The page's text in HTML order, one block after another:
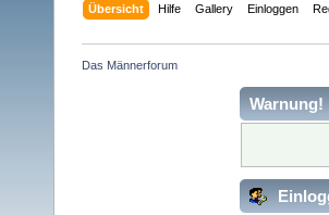
Übersicht Hilfe Gallery Einloggen
Das Männerforum
Warnung!